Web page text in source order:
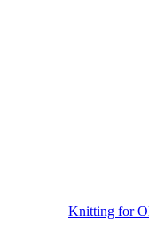
Knitting for